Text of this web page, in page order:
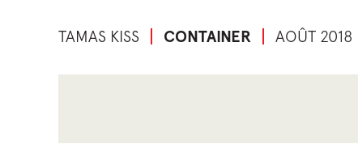
TAMAS KISS CONTAINER AOÛT 2018